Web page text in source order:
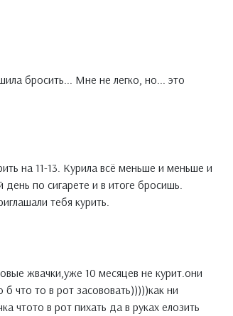
бросить... Мне не легко, но... это
на 11-13. Курила всё меньше и меньше и
по сигарете и в итоге бросишь.
тебя курить.
жвачки,уже 10 месяцев не курит.они
что то в рот засововать)))))как ни
чтото в рот пихать да в руках елозить